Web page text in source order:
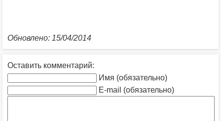
Обновлено: 15/04/2014
Оставить комментарий:
Имя (обязательно)
E-mail (обязательно)